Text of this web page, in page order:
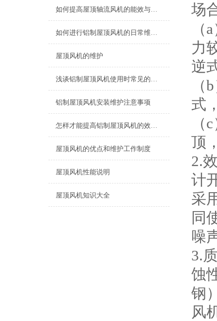
如何提高屋顶轴流风机的能效与使用寿命？
如何进行铝制屋顶风机的日常维护和保养
屋顶风机的维护
浅谈铝制屋顶风机使用时常见的问题
铝制屋顶风机安装维护注意事项
怎样才能提高铝制屋顶风机的效率及寿命呢
屋顶风机的优点和维护工作制度
屋顶风机性能说明
屋顶风机知识大全
场
（
力
逆
式
顶
2.
计
采
同
噪
3.
蚀
钢
风